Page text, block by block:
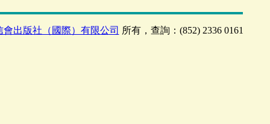
會出版社（國際）有限公司 所有，查詢：(852) 2336 0161